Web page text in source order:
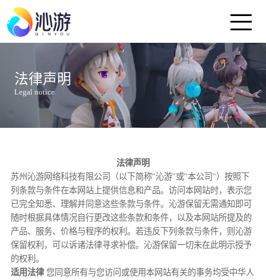
好玩友APP
客服中心
关于友谊时光集团
法律声明
Legal notice
法律声明
苏州沁游网络科技有限公司（以下简称"沁游"或"本公司"）按照下
列条款与条件在本网站上提供信息和产品。访问本网站时，表示您
已完全知悉、理解并同意这些条款与条件。沁游保留无需通知即可
随时根据具体情况自行更改这些条款和条件，以及本网站所提及的
产品、服务、价格与程序的权利。若违反下列条款与条件，则沁游
保留权利，可以诉诸法律寻求补偿。沁游保留一切未在此明示授予
的权利。
适用法律您同意所有与您访问或使用本网站有关的事务均受中华人